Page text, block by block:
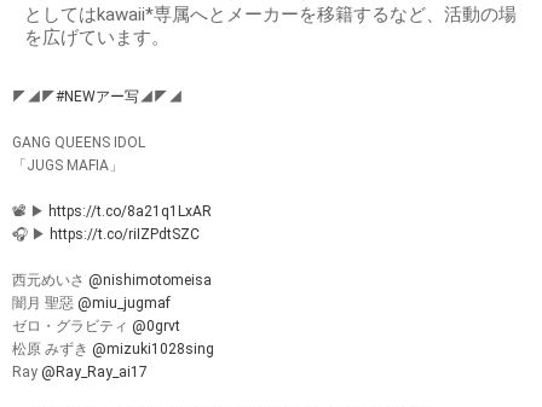
としてはkawaii*専属へとメーカーを移籍するなど、活動の場
を広げています。
◤◢◤#NEWアー写◢◤◢
GANG QUEENS IDOL
「JUGS MAFIA」
📽️ ▶︎ https://t.co/8a21q1LxAR
🎧 ▶︎ https://t.co/riIZPdtSZC
西元めいさ @nishimotomeisa
闇月 聖惡 @miu_jugmaf
ゼロ・グラビティ @0grvt
松原 みずき @mizuki1028sing
Ray @Ray_Ray_ai17